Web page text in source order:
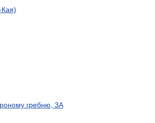
гребню, 3А